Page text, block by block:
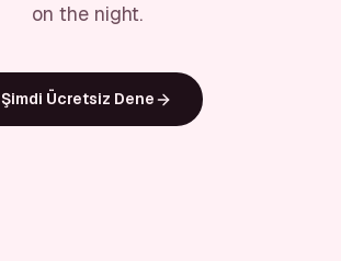
on the night.
Şimdi Ücretsiz Dene